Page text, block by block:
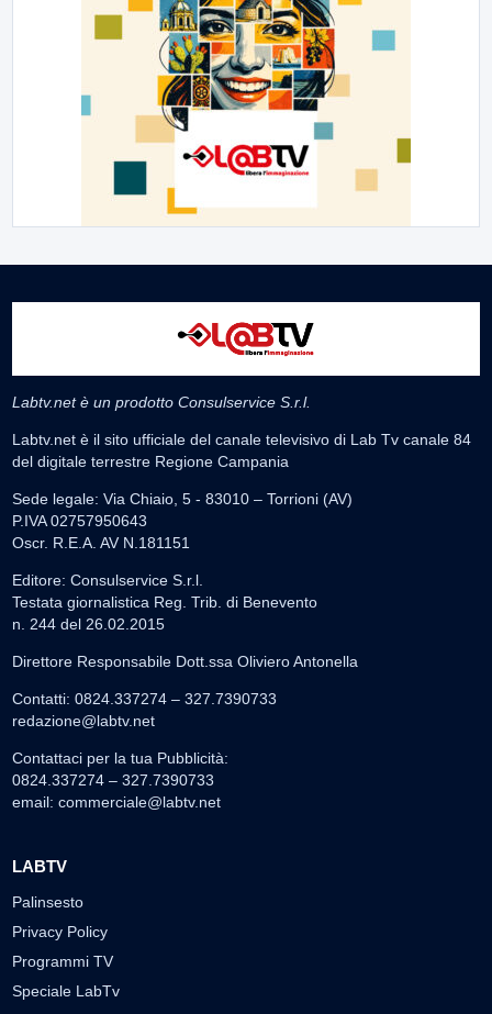
Labtv.net è un prodotto Consulservice S.r.l.
Labtv.net è il sito ufficiale del canale televisivo di Lab Tv canale 84
del digitale terrestre Regione Campania
Sede legale: Via Chiaio, 5 - 83010 – Torrioni (AV)
P.IVA 02757950643
Oscr. R.E.A. AV N.181151
Editore: Consulservice S.r.l.
Testata giornalistica Reg. Trib. di Benevento
n. 244 del 26.02.2015
Direttore Responsabile Dott.ssa Oliviero Antonella
Contatti: 0824.337274 – 327.7390733
redazione@labtv.net
Contattaci per la tua Pubblicità:
0824.337274 – 327.7390733
email: commerciale@labtv.net
LABTV
Palinsesto
Privacy Policy
Programmi TV
Speciale LabTv